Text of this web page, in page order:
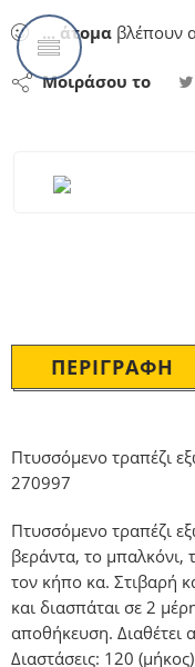
... άτομα βλέπουν
Μοιράσου το
ΠΕΡΙΓΡΑΦΉ
Πτυσσόμενο τραπέζι
270997
Πτυσσόμενο τραπέζι
βεράντα, το μπαλκόνι,
τον κήπο κα. Στιβαρή
και διασπάται σε 2
αποθήκευση. Διαθέτει
Διαστάσεις: 120